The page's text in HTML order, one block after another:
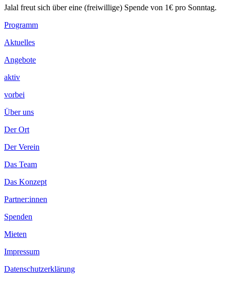
Jalal freut sich über eine (freiwillige) Spende von 1€ pro Sonntag.
Footer
Inhalt
Programm
Aktuelles
Angebote
aktiv
vorbei
Über uns
Der Ort
Der Verein
Das Team
Das Konzept
Partner:innen
Spenden
Mieten
Impressum
Datenschutzerklärung